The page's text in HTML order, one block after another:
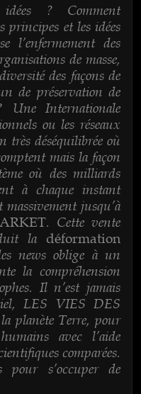
? Comment
principes et les idées
l’enfermement des
de masse,
des façons de
de préservation de
Une Internationale
ou les réseaux
très déséquilibrée où
mais la façon
où des milliards
à chaque instant
jusqu’à
. Cette vente
la déformation
news oblige à un
la compréhension
Il n’est jamais
LES VIES DES
planète Terre, pour
avec l’aide
comparées.
s’occuper de